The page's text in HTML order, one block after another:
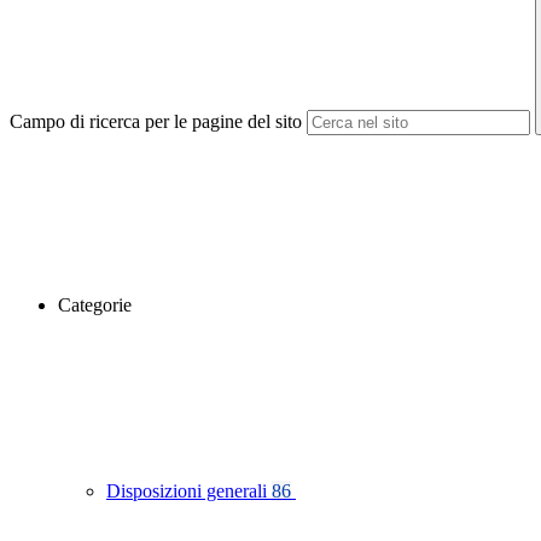
Campo di ricerca per le pagine del sito
Categorie
Disposizioni generali 86